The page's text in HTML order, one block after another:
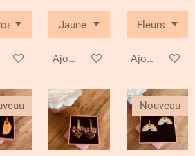
au panierAjouter au panierAjouter au
Nouveau